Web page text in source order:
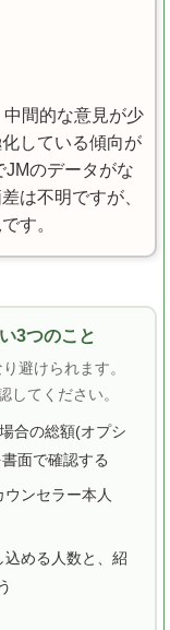
間的な意見が少
している傾向が
のデータがな
は不明ですが、
す。
3つのこと
避けられます。
してください。
合の総額(オプシ
面で確認する
ンセラー本人
める人数と、紹